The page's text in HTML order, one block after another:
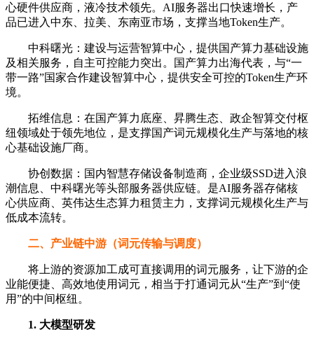
心硬件供应商，液冷技术领先。AI服务器出口快速增长，产
品已进入中东、拉美、东南亚市场，支撑当地Token生产。
中科曙光：建设与运营智算中心，提供国产算力基础设施
及相关服务，自主可控能力突出。国产算力出海代表，与“一
带一路”国家合作建设智算中心，提供安全可控的Token生产环
境。
拓维信息：在国产算力底座、昇腾生态、政企智算交付枢
纽领域处于领先地位，是支撑国产词元规模化生产与落地的核
心基础设施厂商。
协创数据：国内智慧存储设备制造商，企业级SSD进入浪
潮信息、中科曙光等头部服务器供应链。是AI服务器存储核
心供应商、英伟达生态算力租赁主力，支撑词元规模化生产与
低成本流转。
二、产业链中游（词元传输与调度）
将上游的资源加工成可直接调用的词元服务，让下游的企
业能便捷、高效地使用词元，相当于打通词元从“生产”到“使
用”的中间枢纽。
1. 大模型研发